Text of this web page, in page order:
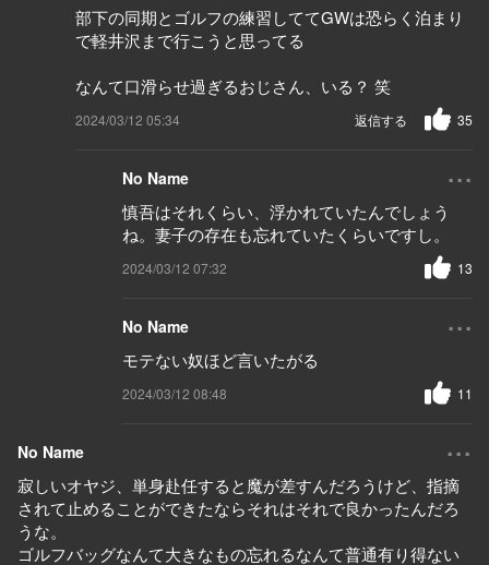
部下の同期とゴルフの練習しててGWは恐らく泊まり
で軽井沢まで行こうと思ってる
なんて口滑らせ過ぎるおじさん、いる？ 笑
2024/03/12 05:34 35
返信する
No Name ...
慎吾はそれくらい、浮かれていたんでしょう
ね。妻子の存在も忘れていたくらいですし。
2024/03/12 07:32 13
No Name ...
モテない奴ほど言いたがる
2024/03/12 08:48 11
No Name ...
寂しいオヤジ、単身赴任すると魔が差すんだろうけど、指摘
されて止めることができたならそれはそれで良かったんだろ
うな。
ゴルフバッグなんて大きなもの忘れるなんて普通有り得ない